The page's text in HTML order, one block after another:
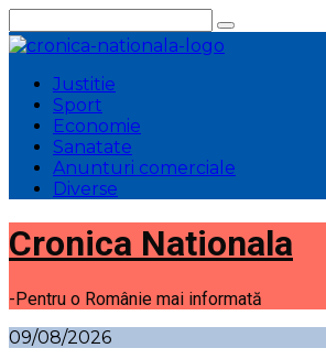
la
conținut
Justitie
Sport
Economie
Sanatate
Anunturi comerciale
Diverse
Cronica Nationala
-Pentru o Românie mai informată
09/08/2026